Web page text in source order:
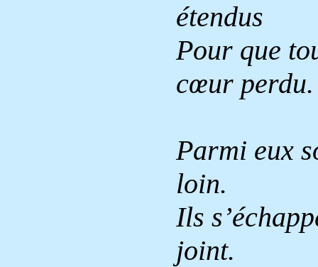
étendus
Pour que
cœur perdu.
Parmi eux
loin.
Ils
joint.